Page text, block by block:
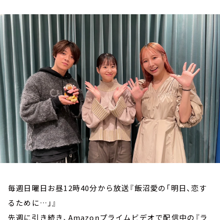
イベント・グッズ
YouTube
会社情報
毎週日曜日お昼12時40分から放送『飯沼愛の「明日、恋す
るために…」』
先週に引き続き、Amazonプライムビデオで配信中の『ラ